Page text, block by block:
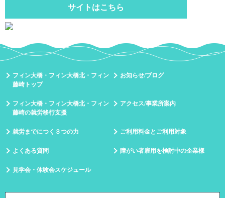
サイトはこちら
フィン大橋・フィン大橋北・フィン
藤崎トップ
お知らせ/ブログ
フィン大橋・フィン大橋北・フィン
藤崎の就労移行支援
アクセス/事業所案内
就労までにつく３つの力 ご利用料金とご利用対象
よくある質問 障がい者雇用を検討中の企業様
見学会・体験会スケジュール